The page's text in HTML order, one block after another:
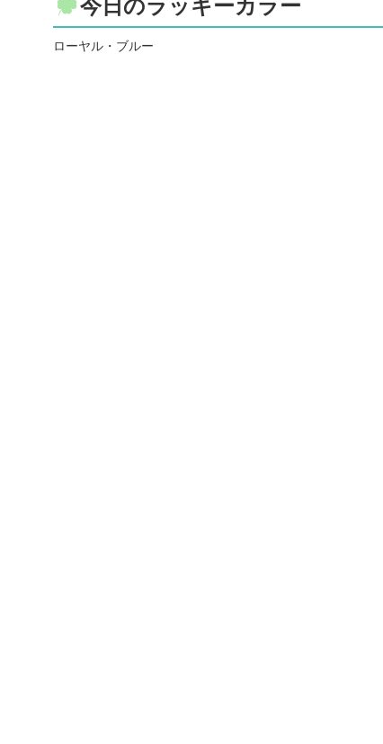
今日のラッキーカラー
ローヤル・ブルー